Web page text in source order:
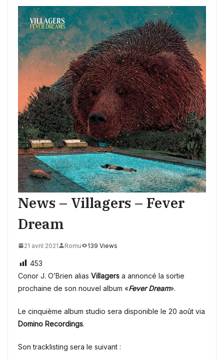
News – Villagers – Fever
Dream
21 avril 2021 Romu 139 Views
453
Conor J. O’Brien alias Villagers a annoncé la sortie
prochaine de son nouvel album «Fever Dream».
Le cinquième album studio sera disponible le 20 août via
Domino Recordings.
Son tracklisting sera le suivant :